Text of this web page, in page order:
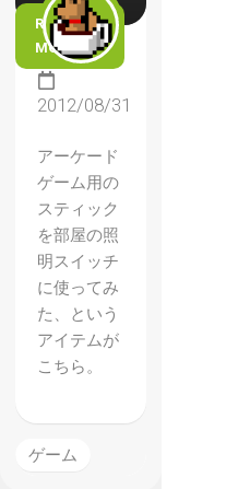
READ
MORE
2012/08/31
アーケード
ゲーム用の
スティック
を部屋の照
明スイッチ
に使ってみ
た、という
アイテムが
こちら。
ゲーム
ドラク
エ4の
AIをど
うして
バカだ